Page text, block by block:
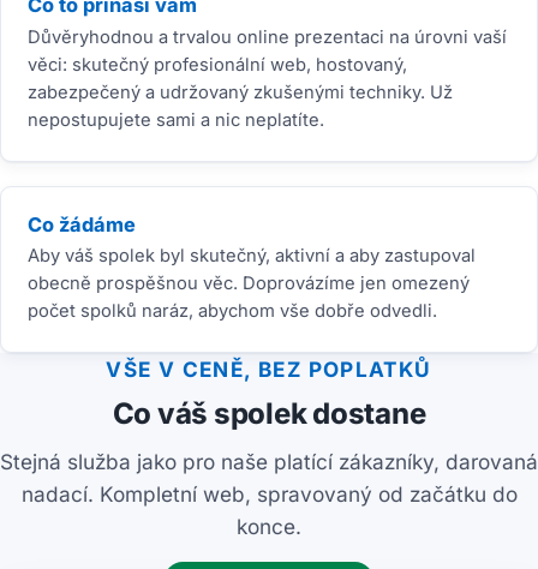
Co to přináší vám
Důvěryhodnou a trvalou online prezentaci na úrovni vaší
věci: skutečný profesionální web, hostovaný,
zabezpečený a udržovaný zkušenými techniky. Už
nepostupujete sami a nic neplatíte.
Co žádáme
Aby váš spolek byl skutečný, aktivní a aby zastupoval
obecně prospěšnou věc. Doprovázíme jen omezený
počet spolků naráz, abychom vše dobře odvedli.
VŠE V CENĚ, BEZ POPLATKŮ
Co váš spolek dostane
Stejná služba jako pro naše platící zákazníky, darovaná
nadací. Kompletní web, spravovaný od začátku do
konce.